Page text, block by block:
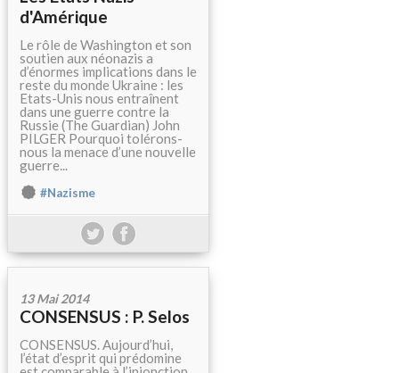
d'Amérique
Le rôle de Washington et son
soutien aux néonazis a
d’énormes implications dans le
reste du monde Ukraine : les
Etats-Unis nous entraînent
dans une guerre contre la
Russie (The Guardian) John
PILGER Pourquoi tolérons-
nous la menace d’une nouvelle
guerre...
#Nazisme
13 Mai 2014
CONSENSUS : P. Selos
CONSENSUS. Aujourd’hui,
l’état d’esprit qui prédomine